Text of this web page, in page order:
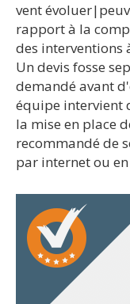
vent
rapport à la
des interventions
Un devis fosse
demandé avant
équipe intervient
la mise en place
recommandé de
par internet ou